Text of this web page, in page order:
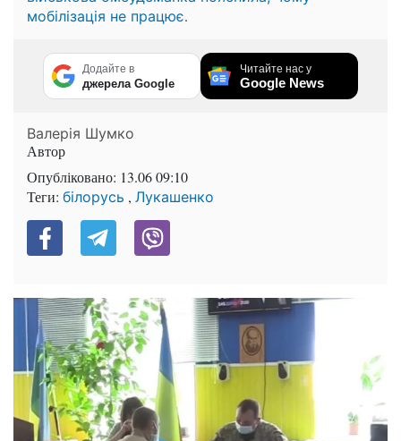
мобілізація не працює.
Додайте в
джерела Google
Читайте нас у
Google News
Валерія Шумко
Автор
Опубліковано: 13.06 09:10
Теги: білорусь , Лукашенко